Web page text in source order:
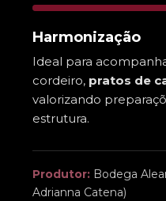
Harmonização
Ideal para
cordeiro, pratos de
valorizando
estrutura.
Produtor: Bodega
Adrianna Catena)